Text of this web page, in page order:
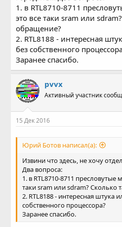
1. в RTL8710-8711
это все таки sram или
обращение?
2. RTL8188 - интересная
без собственного
Заранее спасибо.
pvvx
Активный участник
15 Дек 2016
Юрий Ботов написал(а):
Извини что здесь, не хочу
Два вопроса:
1. в RTL8710-8711 пресловутые
таки sram или sdram? Сколько
2. RTL8188 - интересная штука
собственного процессора?
Заранее спасибо.